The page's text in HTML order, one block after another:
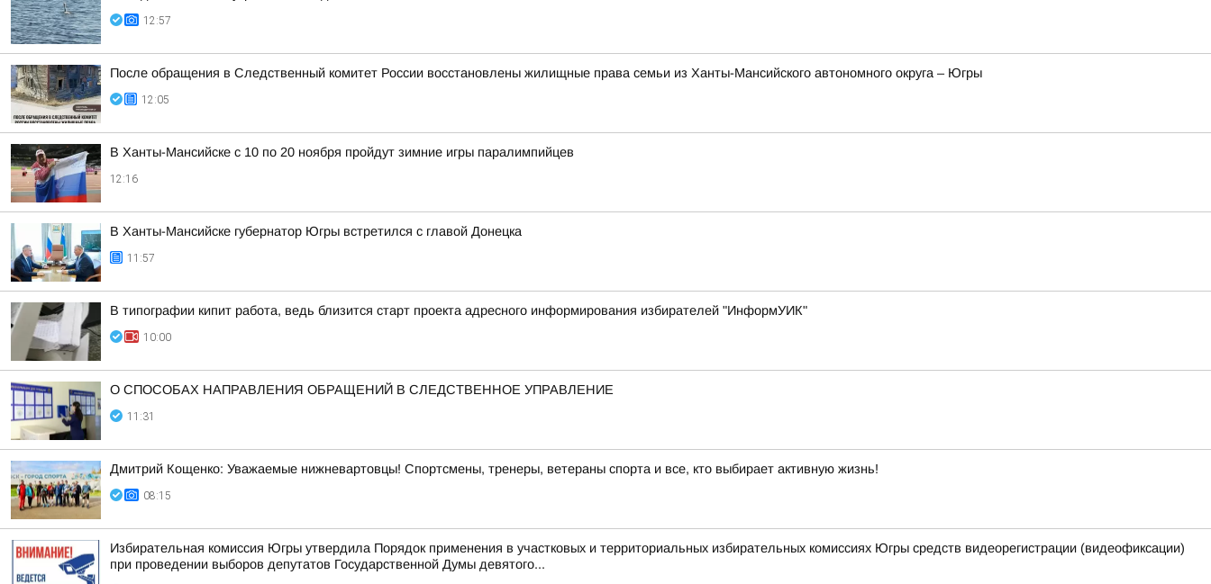
12:57
После обращения в Следственный комитет России восстановлены жилищные права семьи из Ханты-Мансийского автономного округа – Югры
12:05
В Ханты-Мансийске с 10 по 20 ноября пройдут зимние игры паралимпийцев
12:16
В Ханты-Мансийске губернатор Югры встретился с главой Донецка
11:57
В типографии кипит работа, ведь близится старт проекта адресного информирования избирателей "ИнформУИК"
10:00
О СПОСОБАХ НАПРАВЛЕНИЯ ОБРАЩЕНИЙ В СЛЕДСТВЕННОЕ УПРАВЛЕНИЕ
11:31
Дмитрий Кощенко: Уважаемые нижневартовцы! Спортсмены, тренеры, ветераны спорта и все, кто выбирает активную жизнь!
08:15
Избирательная комиссия Югры утвердила Порядок применения в участковых и территориальных избирательных комиссиях Югры средств видеорегистрации (видеофиксации)
при проведении выборов депутатов Государственной Думы девятого...